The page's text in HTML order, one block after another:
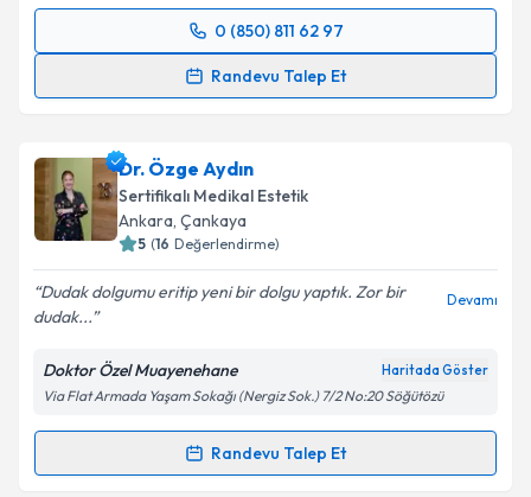
Takvim Talebini Gönder
0 (850) 811 62 97
Randevu Talep Et
Randevu Takvimi Talebi
takvim hazırlandığında e-posta ile bilgilendireceğiz.
E-posta Adresiniz
kapsamda işlenmesini kabul ediyorum.
Takvim Talebini Gönder
Dr. Özge Aydın
Sertifikalı Medikal Estetik
Ankara, Çankaya
5 (16 Değerlendirme)
Dudak dolgumu eritip yeni bir dolgu yaptık. Zor bir
dudak...
Devamı
Doktor Özel Muayenehane Haritada Göster
Via Flat Armada Yaşam Sokağı (Nergiz Sok.) 7/2 No:20 Söğütözü
Randevu Talep Et
Randevu Takvimi Talebi